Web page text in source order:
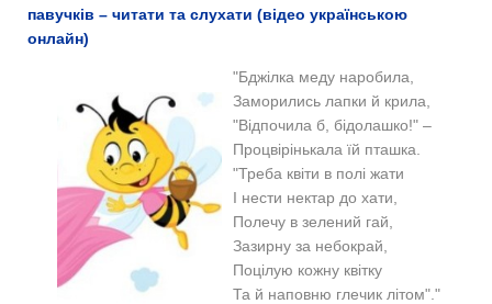
павучків – читати та слухати (відео українською
онлайн)
"Бджілка меду наробила,
Заморились лапки й крила,
"Відпочила б, бідолашко!" –
Процвірінькала їй пташка.
"Треба квіти в полі жати
І нести нектар до хати,
Полечу в зелений гай,
Зазирну за небокрай,
Поцілую кожну квітку
Та й наповню глечик літом"."